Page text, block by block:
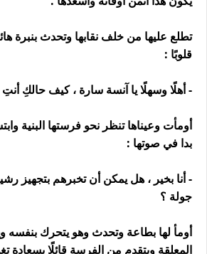
تطلع عليها من خلف نقابها وتحدث بنبرة
قلوبًا :
- أهلًا وسهلًا يا آنسة سارة ، كيف حالكِ
أومأت وعيناها تنظر نحو فرستها البنية
بدا في صوتها :
- أنا بخير ، هل يمكن أن تخبرهم بتجهيز
جولة ؟
أومأ لها بطاعة وتحدث وهو يتحرك بنفسه
المعلقة ويتقدم من الفرسة قائلًا بسعادة